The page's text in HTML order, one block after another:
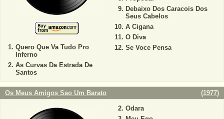
Quero Que Va Tudo Pro
Inferno
As Curvas Da Estrada De
Santos
Debaixo Dos Caracois Dos
Seus Cabelos
A Cigana
O Diva
Se Voce Pensa
Os Meus Amigos Sao Um Barato (1977)
Odara